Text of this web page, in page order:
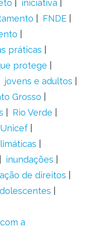
iniciativa
FNDE
práticas
protege
jovens e adultos
Grosso
Rio Verde
Unicef
inundações
de direitos
a